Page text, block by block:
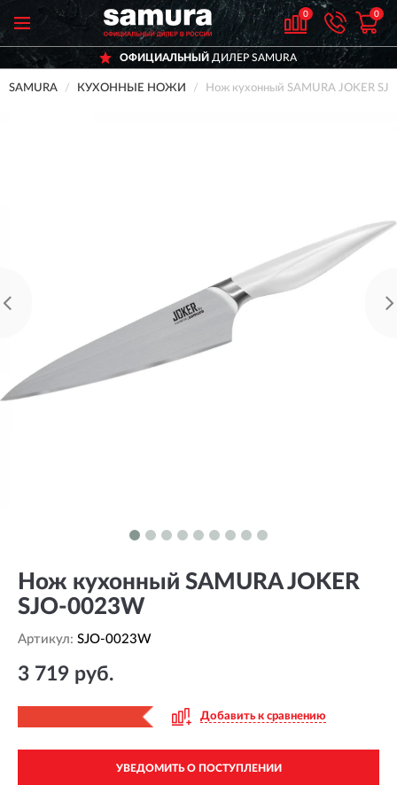
0 0
ОФИЦИАЛЬНЫЙДИЛЕР SAMURA
SAMURA КУХОННЫЕ НОЖИ Нож кухонный SAMURA JOKER
Нож кухонный SAMURA JOKER
SJO-0023W
Артикул: SJO-0023W
3 719 руб.
Добавить к сравнению
УВЕДОМИТЬ О ПОСТУПЛЕНИИ